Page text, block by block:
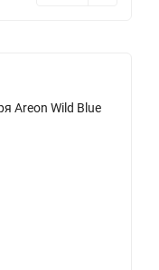
Areon Wild Blue